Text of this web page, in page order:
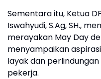
Sementara itu, Ketua
Iswahyudi, S.Ag, SH.,
merayakan May Day
menyampaikan
layak dan
pekerja.